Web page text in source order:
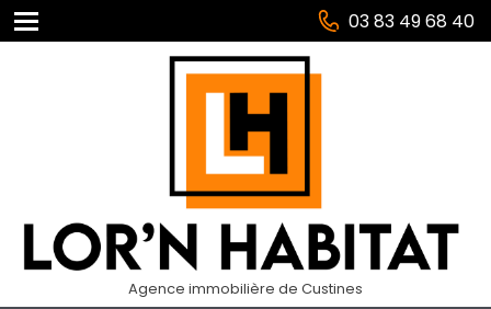
03 83 49 68 40
Agence immobilière de Custines